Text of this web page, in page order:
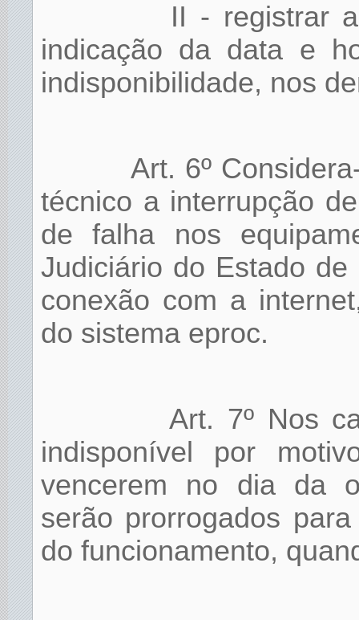
II - registrar
indicação da data e
indisponibilidade, nos
Art. 6º
técnico a interrupção
de falha nos
Judiciário do Estado
conexão com a
do sistema eproc.
Art. 7º Nos
indisponível por
vencerem no dia da
serão prorrogados
do funcionamento,